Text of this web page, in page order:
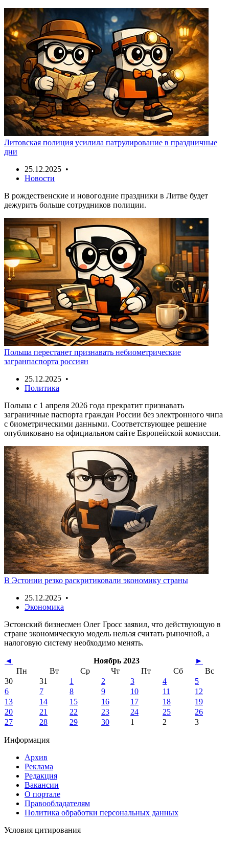
Литовская полиция усилила патрулирование в праздничные
дни
25.12.2025 •
Новости
В рождественские и новогодние праздники в Литве будет
дежурить больше сотрудников полиции.
Польша перестанет признавать небиометрические
загранпаспорта россиян
25.12.2025 •
Политика
Польша с 1 апреля 2026 года прекратит признавать
заграничные паспорта граждан России без электронного чипа
с биометрическими данными. Соответствующее решение
опубликовано на официальном сайте Европейской комиссии.
В Эстонии резко раскритиковали экономику страны
25.12.2025 •
Экономика
Эстонский бизнесмен Олег Гросс заявил, что действующую в
стране экономическую модель нельзя считать рыночной, а
налоговую систему необходимо менять.
◄ Ноябрь 2023
►
Пн
Вт Ср Чт Пт Сб
Вс
30
31 1 2 3 4
5
6
7 8 9 10 11
12
13
14 15 16 17 18
19
20
21 22 23 24 25
26
27
28 29 30 1 2 3
Информация
Архив
Реклама
Редакция
Вакансии
О портале
Правообладателям
Политика обработки персональных данных
Условия цитирования